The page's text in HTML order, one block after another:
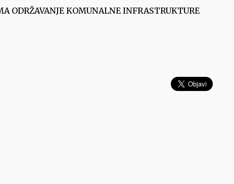
ODRŽAVANJE KOMUNALNE INFRASTRUKTURE